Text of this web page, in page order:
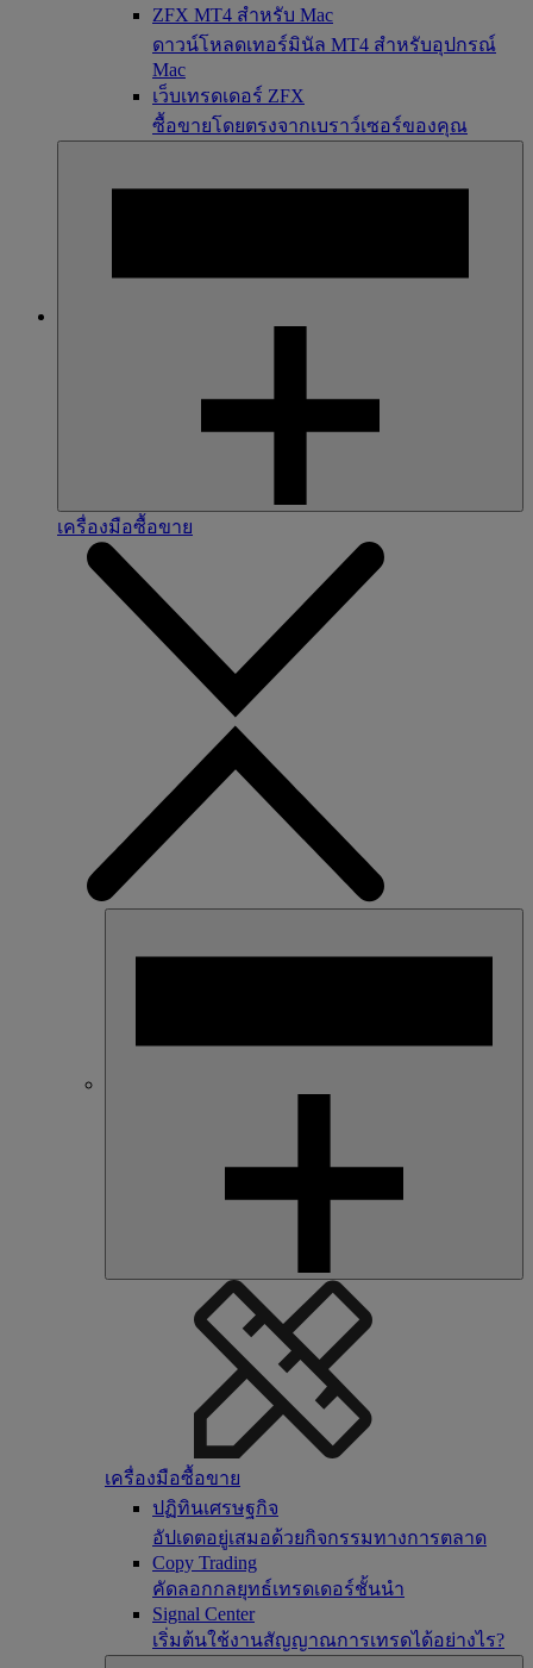
ZFX MT4 สำหรับ Mac
ดาวน์โหลดเทอร์มินัล MT4 สำหรับอุปกรณ์
Mac
เว็บเทรดเดอร์ ZFX
ซื้อขายโดยตรงจากเบราว์เซอร์ของคุณ
เครื่องมือซื้อขาย
เครื่องมือซื้อขาย
ปฏิทินเศรษฐกิจ
อัปเดตอยู่เสมอด้วยกิจกรรมทางการตลาด
Copy Trading
คัดลอกกลยุทธ์เทรดเดอร์ชั้นนำ
Signal Center
เริ่มต้นใช้งานสัญญาณการเทรดได้อย่างไร?